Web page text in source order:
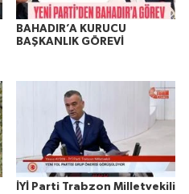
BAHADIR’A KURUCU
BAŞKANLIK GÖREVİ
İYİ Parti Trabzon Milletvekili